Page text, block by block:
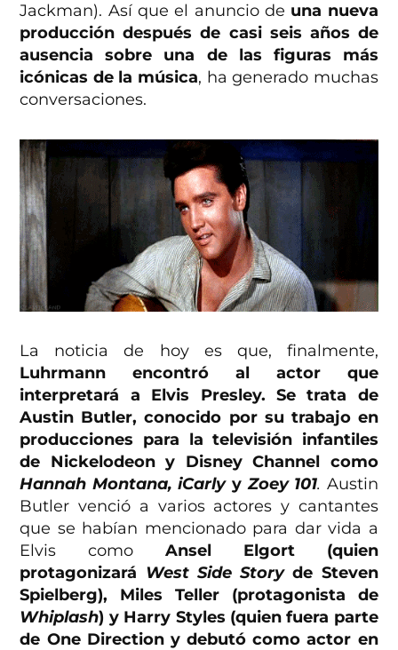
Jackman). Así que el anuncio de una nueva
producción después de casi seis años de
ausencia sobre una de las figuras más
icónicas de la música, ha generado muchas
conversaciones.
La noticia de hoy es que, finalmente,
Luhrmann encontró al actor que
interpretará a Elvis Presley. Se trata de
Austin Butler, conocido por su trabajo en
producciones para la televisión infantiles
de Nickelodeon y Disney Channel como
Hannah Montana, iCarly y Zoey 101. Austin
Butler venció a varios actores y cantantes
que se habían mencionado para dar vida a
Elvis como Ansel Elgort (quien
protagonizará West Side Storyde Steven
Spielberg), Miles Teller (protagonista de
Whiplash) y Harry Styles (quien fuera parte
de One Direction y debutó como actor en